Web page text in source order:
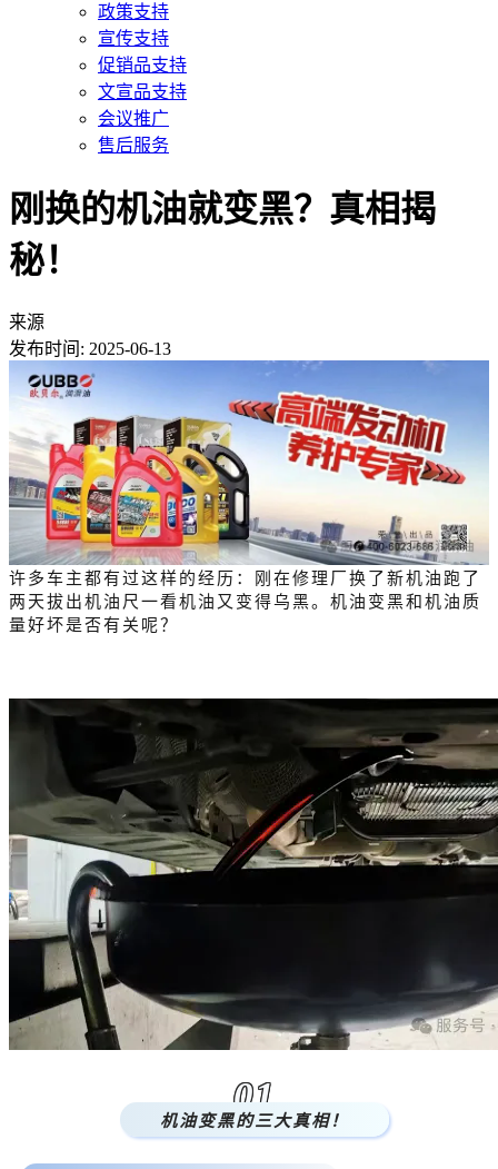
政策支持
宣传支持
促销品支持
文宣品支持
会议推广
售后服务
刚换的机油就变黑？真相揭
秘！
来源
发布时间: 2025-06-13
许多车主都有过这样的经历：刚在修理厂换了新机油跑了
两天拔出机油尺一看机油又变得乌黑。机油变黑和机油质
量好坏是否有关呢？
01
机油变黑的三大真相！